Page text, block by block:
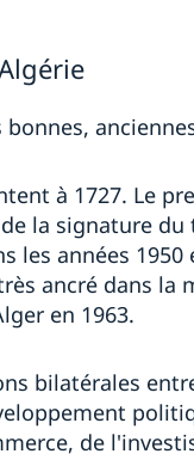
bonnes,
à 1727. Le
la signature
années 1950
ancré dans la
en 1963.
bilatérales
de